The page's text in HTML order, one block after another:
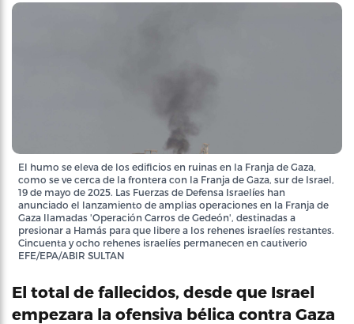
El humo se eleva de los edificios en ruinas en la Franja de Gaza,
como se ve cerca de la frontera con la Franja de Gaza, sur de Israel,
19 de mayo de 2025. Las Fuerzas de Defensa Israelíes han
anunciado el lanzamiento de amplias operaciones en la Franja de
Gaza llamadas 'Operación Carros de Gedeón', destinadas a
presionar a Hamás para que libere a los rehenes israelíes restantes.
Cincuenta y ocho rehenes israelíes permanecen en cautiverio
EFE/EPA/ABIR SULTAN
El total de fallecidos, desde que Israel
empezara la ofensiva bélica contra Gaza